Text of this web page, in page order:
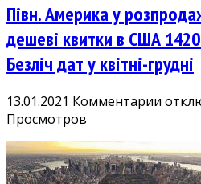
Безліч
дат
Півн. Америка у
дешеві квитки в США
Безліч дат у квітні-грудні
13.01.2021 Комментарии к
у
Просмотров